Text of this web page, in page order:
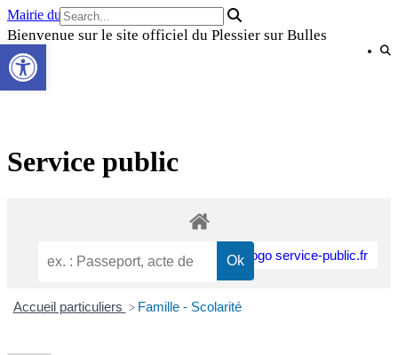
Skip
to
content
Mairie du Plessier sur Bulles
Bienvenue sur le site officiel du Plessier sur Bulles
Service public
Accueil particuliers > Famille - Scolarité
Ouvrir la barre d’outils